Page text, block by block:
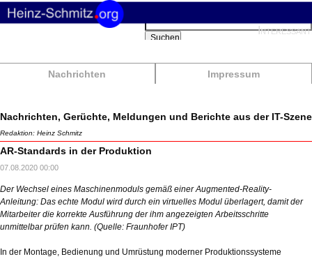
Nachrichten Impressum
Suchbegriffe
Suchen
Nachrichten, Gerüchte, Meldungen und Berichte aus der IT-Szene
Redaktion: Heinz Schmitz
AR-Standards in der Produktion
07.08.2020 00:00
Der Wechsel eines Maschinenmoduls gemäß einer Augmented-Reality-
Anleitung: Das echte Modul wird durch ein virtuelles Modul überlagert, damit der
Mitarbeiter die korrekte Ausführung der ihm angezeigten Arbeitsschritte
unmittelbar prüfen kann. (Quelle: Fraunhofer IPT)
In der Montage, Bedienung und Umrüstung moderner Produktionssysteme